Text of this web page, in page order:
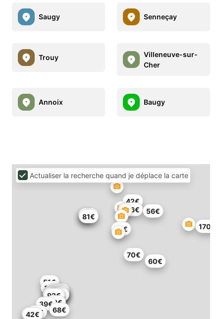
Saugy Senneçay
Trouy
Villeneuve-sur-
Cher
Annoix Baugy
170€
76€
81€
42€
60€
346€
75€
70€
101€
56€
133€
56€
68€
36€
92€
67€
114€
108€
167€
91€
53€
51€
33€
67€
42€
72€
75€
39€
92€
Actualiser la recherche quand je déplace la carte